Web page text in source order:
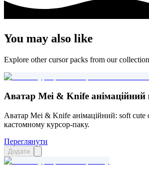
You may also like
Explore other cursor packs from our collection
Аватар Mei & Knife анімаційний
Аватар Mei & Knife анімаційний: soft cute
кастомному курсор-паку.
Переглянути
Додати